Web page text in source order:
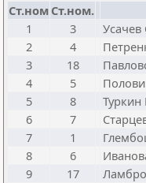
Ст.ном Ст.ном.
1
3 Усачев
2
4
3
18
4
5
5
8
6
7
7
1
8
6
9
17